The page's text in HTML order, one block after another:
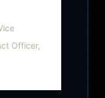
Officer,